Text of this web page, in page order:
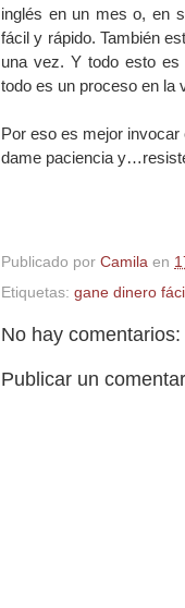
inglés en un mes o, en
fácil y rápido. También
una vez. Y todo esto es
todo es un proceso en la
Por eso es mejor
dame paciencia
Publicado por Camila en
Etiquetas: gane dinero
No hay comentarios:
Publicar un